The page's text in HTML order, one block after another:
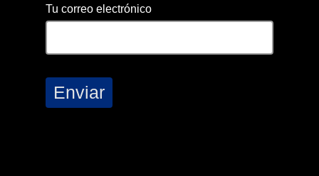
Tu correo electrónico